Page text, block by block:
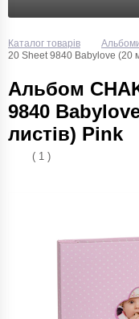
Каталог товарів
20 Sheet 9840 Babylove (20
Альбом
9840
листів) Pink
( 1 )